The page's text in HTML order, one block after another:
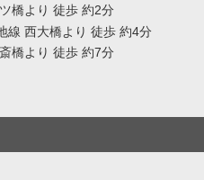
橋より 徒歩 約2分
線 西大橋より 徒歩 約4分
橋より 徒歩 約7分